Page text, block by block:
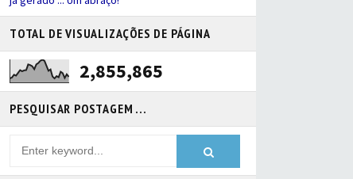
TOTAL DE VISUALIZAÇÕES DE PÁGINA
2,855,865
PESQUISAR POSTAGEM ...